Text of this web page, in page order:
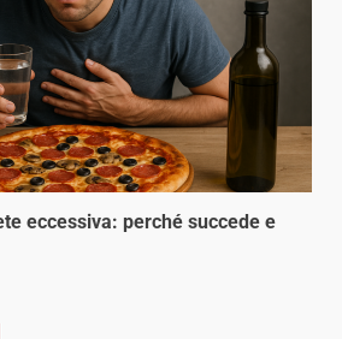
eccessiva: perché succede e